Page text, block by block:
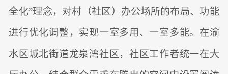
全化”理念，对村（社区）办公场所的布局、功能
进行优化调整，实现一室多用、一室多能。在渝
水区城北街道龙泉湾社区，社区工作者统一在大